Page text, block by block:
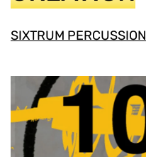
SIXTRUM PERCUSSION